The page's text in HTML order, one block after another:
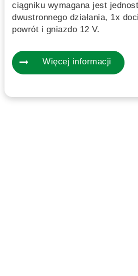
ciągniku wymagana jest
dwustronnego działania, 1x
powrót i gniazdo 12 V.
Więcej informacji